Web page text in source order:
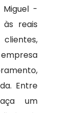
Miguel -
reais
Entre
um